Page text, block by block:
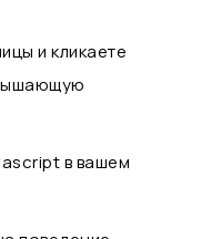
и кликаете
в вашем